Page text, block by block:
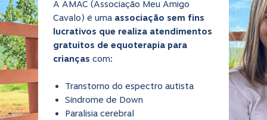
A AMAC (Associação Meu Amigo
Cavalo) é uma associação sem fins
lucrativos que realiza atendimentos
gratuitos de equoterapia para
crianças com:
Transtorno do espectro autista
Síndrome de Down
Paralisia cerebral